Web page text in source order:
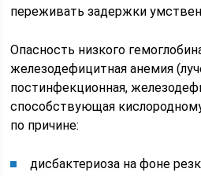
переживать задержки
Опасность низкого
железодефицитная анемия
постинфекционная,
способствующая
по причине:
дисбактериоза на фоне